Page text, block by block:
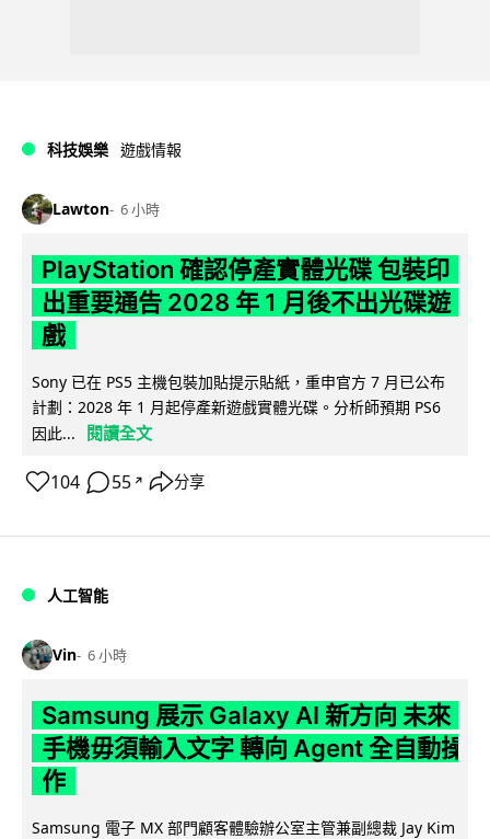
科技娛樂 遊戲情報
Lawton 6 小時
PlayStation 確認停產實體光碟 包裝印
出重要通告 2028 年 1 月後不出光碟遊
戲
Sony 已在 PS5 主機包裝加貼提示貼紙，重申官方 7 月已公布
計劃：2028 年 1 月起停產新遊戲實體光碟。分析師預期 PS6
因此...
閱讀全文
104 55 ↗ 分享
人工智能
Vin 6 小時
Samsung 展示 Galaxy AI 新方向 未來
手機毋須輸入文字 轉向 Agent 全自動操
作
Samsung 電子 MX 部門顧客體驗辦公室主管兼副總裁 Jay Kim